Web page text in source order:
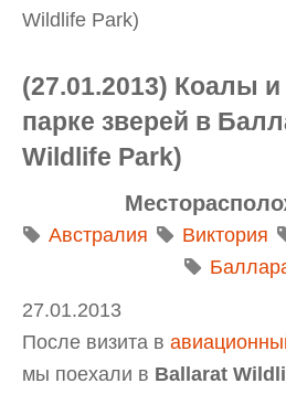
Wildlife Park)
(27.01.2013) Коалы
парке зверей в
Wildlife Park)
Австралия Виктория
27.01.2013
После визита в
мы поехали в Ballarat